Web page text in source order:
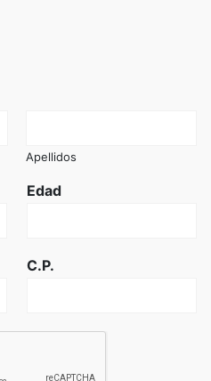
Apellidos
Edad
C.P.